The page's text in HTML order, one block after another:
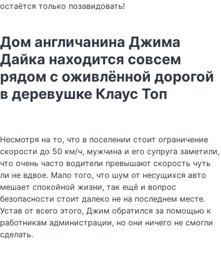
остаётся только позавидовать!
Дом англичанина Джима
Дайка находится совсем
рядом с оживлённой дорогой
в деревушке Клаус Топ
Несмотря на то, что в поселении стоит ограничение
скорости до 50 км/ч, мужчина и его супруга заметили,
что очень часто водители превышают скорость чуть
ли не вдвое. Мало того, что шум от несущихся авто
мешает спокойной жизни, так ещё и вопрос
безопасности стоит далеко не на последнем месте.
Устав от всего этого, Джим обратился за помощью к
работникам администрации, но они ничего не смогли
сделать.